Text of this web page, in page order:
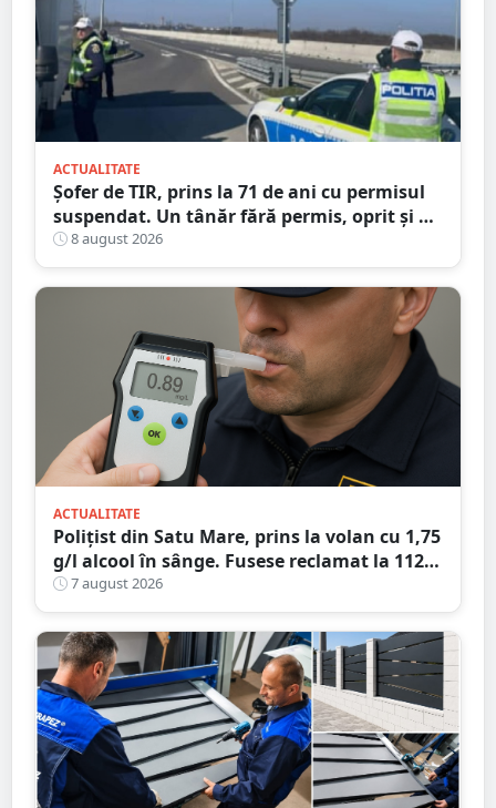
ACTUALITATE
Șofer de TIR, prins la 71 de ani cu permisul
suspendat. Un tânăr fără permis, oprit și el
la Petea
8 august 2026
ACTUALITATE
Polițist din Satu Mare, prins la volan cu 1,75
g/l alcool în sânge. Fusese reclamat la 112
că circula pe contrasens
7 august 2026